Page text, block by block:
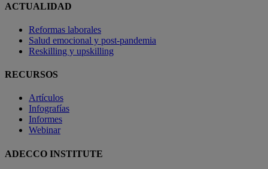
ACTUALIDAD
Reformas laborales
Salud emocional y post-pandemia
Reskilling y upskilling
RECURSOS
Artículos
Infografías
Informes
Webinar
ADECCO INSTITUTE